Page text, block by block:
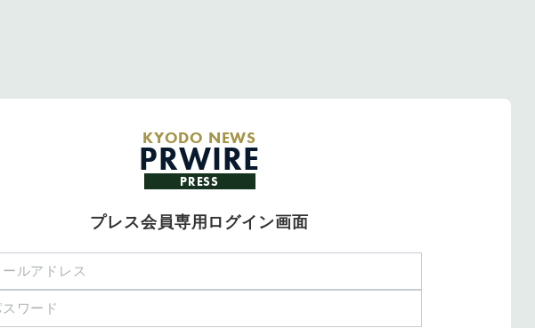
KYODO NEWS
PRWIRE
PRESS
プレス会員専用ログイン画面